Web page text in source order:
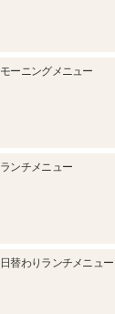
モーニングメニュー
ランチメニュー
日替わりランチメニュー